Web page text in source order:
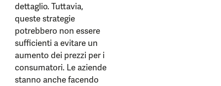
dettaglio. Tuttavia,
queste strategie
potrebbero non essere
sufficienti a evitare un
aumento dei prezzi per i
consumatori. Le aziende
stanno anche facendo